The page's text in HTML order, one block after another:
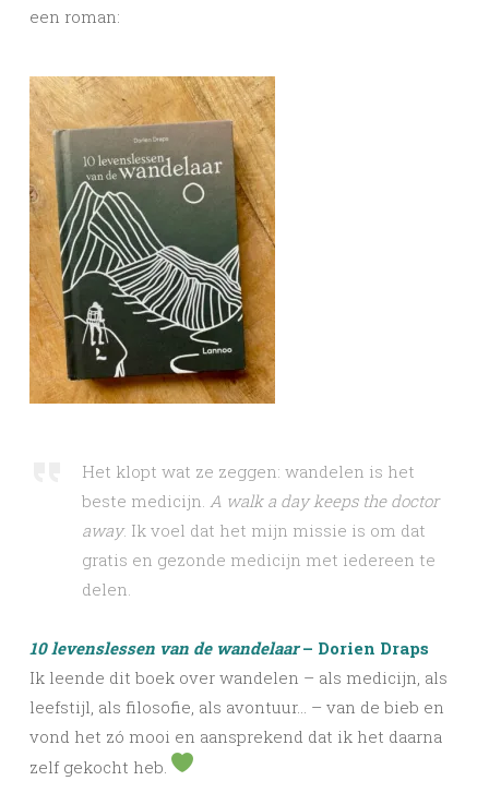
een roman:
Het klopt wat ze zeggen: wandelen is het
beste medicijn. A walk a day keeps the doctor
away. Ik voel dat het mijn missie is om dat
gratis en gezonde medicijn met iedereen te
delen.
10 levenslessen van de wandelaar– Dorien Draps
Ik leende dit boek over wandelen – als medicijn, als
leefstijl, als filosofie, als avontuur… – van de bieb en
vond het zó mooi en aansprekend dat ik het daarna
zelf gekocht heb.